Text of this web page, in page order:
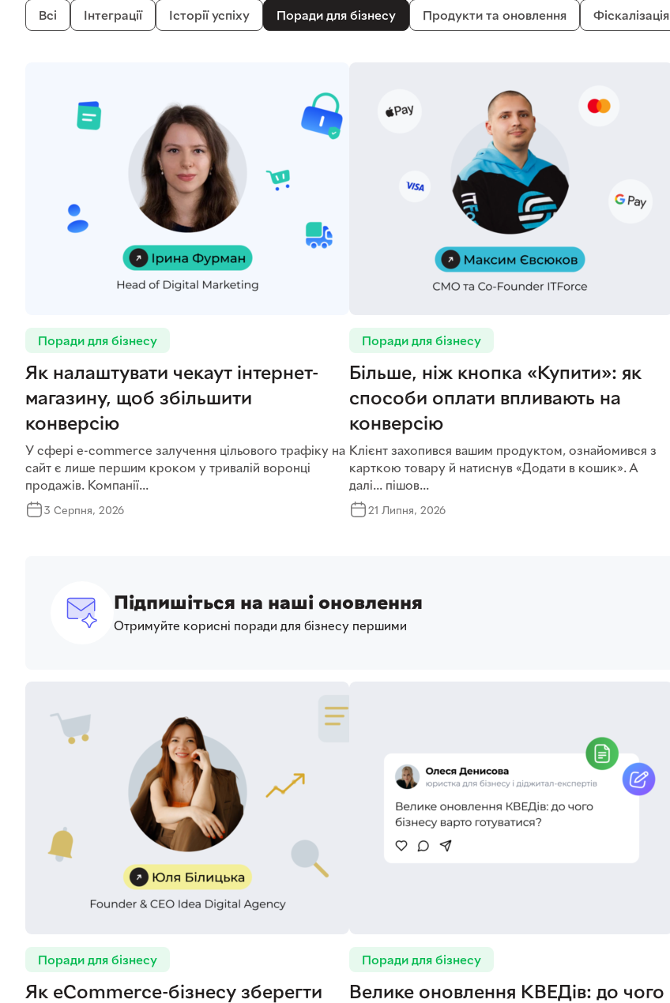
Всі Інтеграції Історії успіху Поради для бізнесу Продукти та оновлення Фіскалізація
Поради для бізнесу
Як налаштувати чекаут інтернет-
магазину, щоб збільшити
конверсію
У сфері e-commerce залучення цільового трафіку на
сайт є лише першим кроком у тривалій воронці
продажів. Компанії...
3 Серпня, 2026
Поради для бізнесу
Більше, ніж кнопка «Купити»: як
способи оплати впливають на
конверсію
Клієнт захопився вашим продуктом, ознайомився з
карткою товару й натиснув «Додати в кошик». А
далі… пішов...
21 Липня, 2026
Підпишіться на наші оновлення
Отримуйте корисні поради для бізнесу першими
Поради для бізнесу
Як eCommerce-бізнесу зберегти
Поради для бізнесу
Велике оновлення КВЕДів: до чого